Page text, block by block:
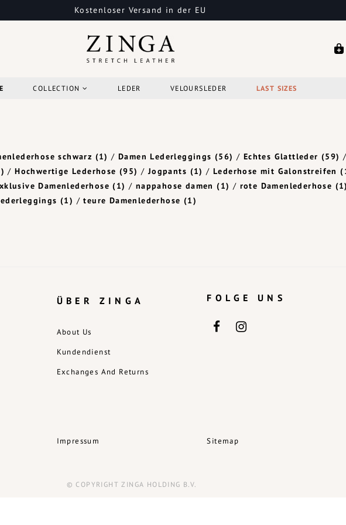
Kostenloser Versand in der EU
COLLECTION LEDER VELOURSLEDER LAST SIZES
schwarz (1) /Damen Lederleggings(56) / Echtes Glattleder(59) /
/Hochwertige Lederhose(95) /Jogpants (1) / Lederhose mit Galonstreifen
Damenlederhose(1) / nappahose damen(1) / rote Damenlederhose (1)
(1) /teure Damenlederhose (1)
ÜBER ZINGA
About Us
Kundendienst
Exchanges And Returns
Impressum
FOLGE UNS
Sitemap
© COPYRIGHT ZINGA HOLDING B.V.